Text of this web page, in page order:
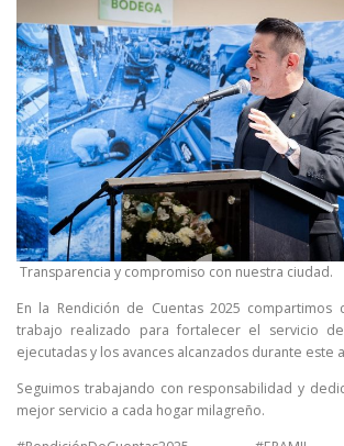
Transparencia y compromiso con nuestra ciudad.
En la Rendición de Cuentas 2025 compartimos
trabajo realizado para fortalecer el servicio
ejecutadas y los avances alcanzados durante este
Seguimos trabajando con responsabilidad y
mejor servicio a cada hogar milagreño.